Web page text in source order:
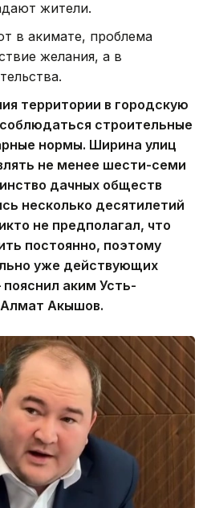
жители.
в акимате, проблема
желания, а в
территории в городскую
строительные
нормы. Ширина улиц
не менее шести-семи
дачных обществ
несколько десятилетий
не предполагал, что
постоянно, поэтому
уже действующих
аким Усть-
Акышов.